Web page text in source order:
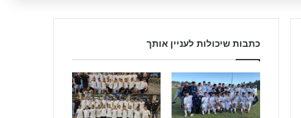
כתבות שיכולות לעניין אותך